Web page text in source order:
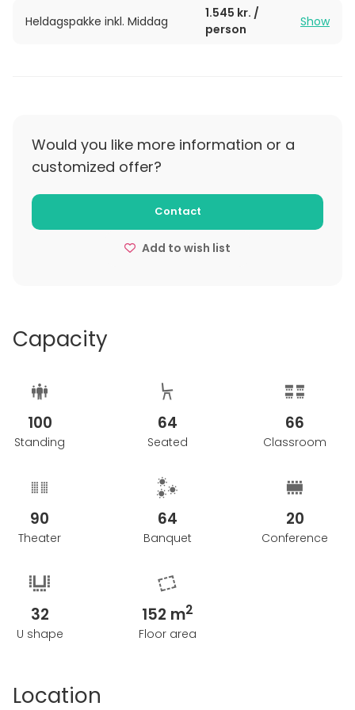
Heldagspakke inkl. Middag
1.545 kr. /
person
Show
Would you like more information or a
customized offer?
Contact
Add to wish list
Capacity
100
Standing
64
Seated
66
Classroom
90
Theater
64
Banquet
20
Conference
32
U shape
152 m2
Floor area
Location